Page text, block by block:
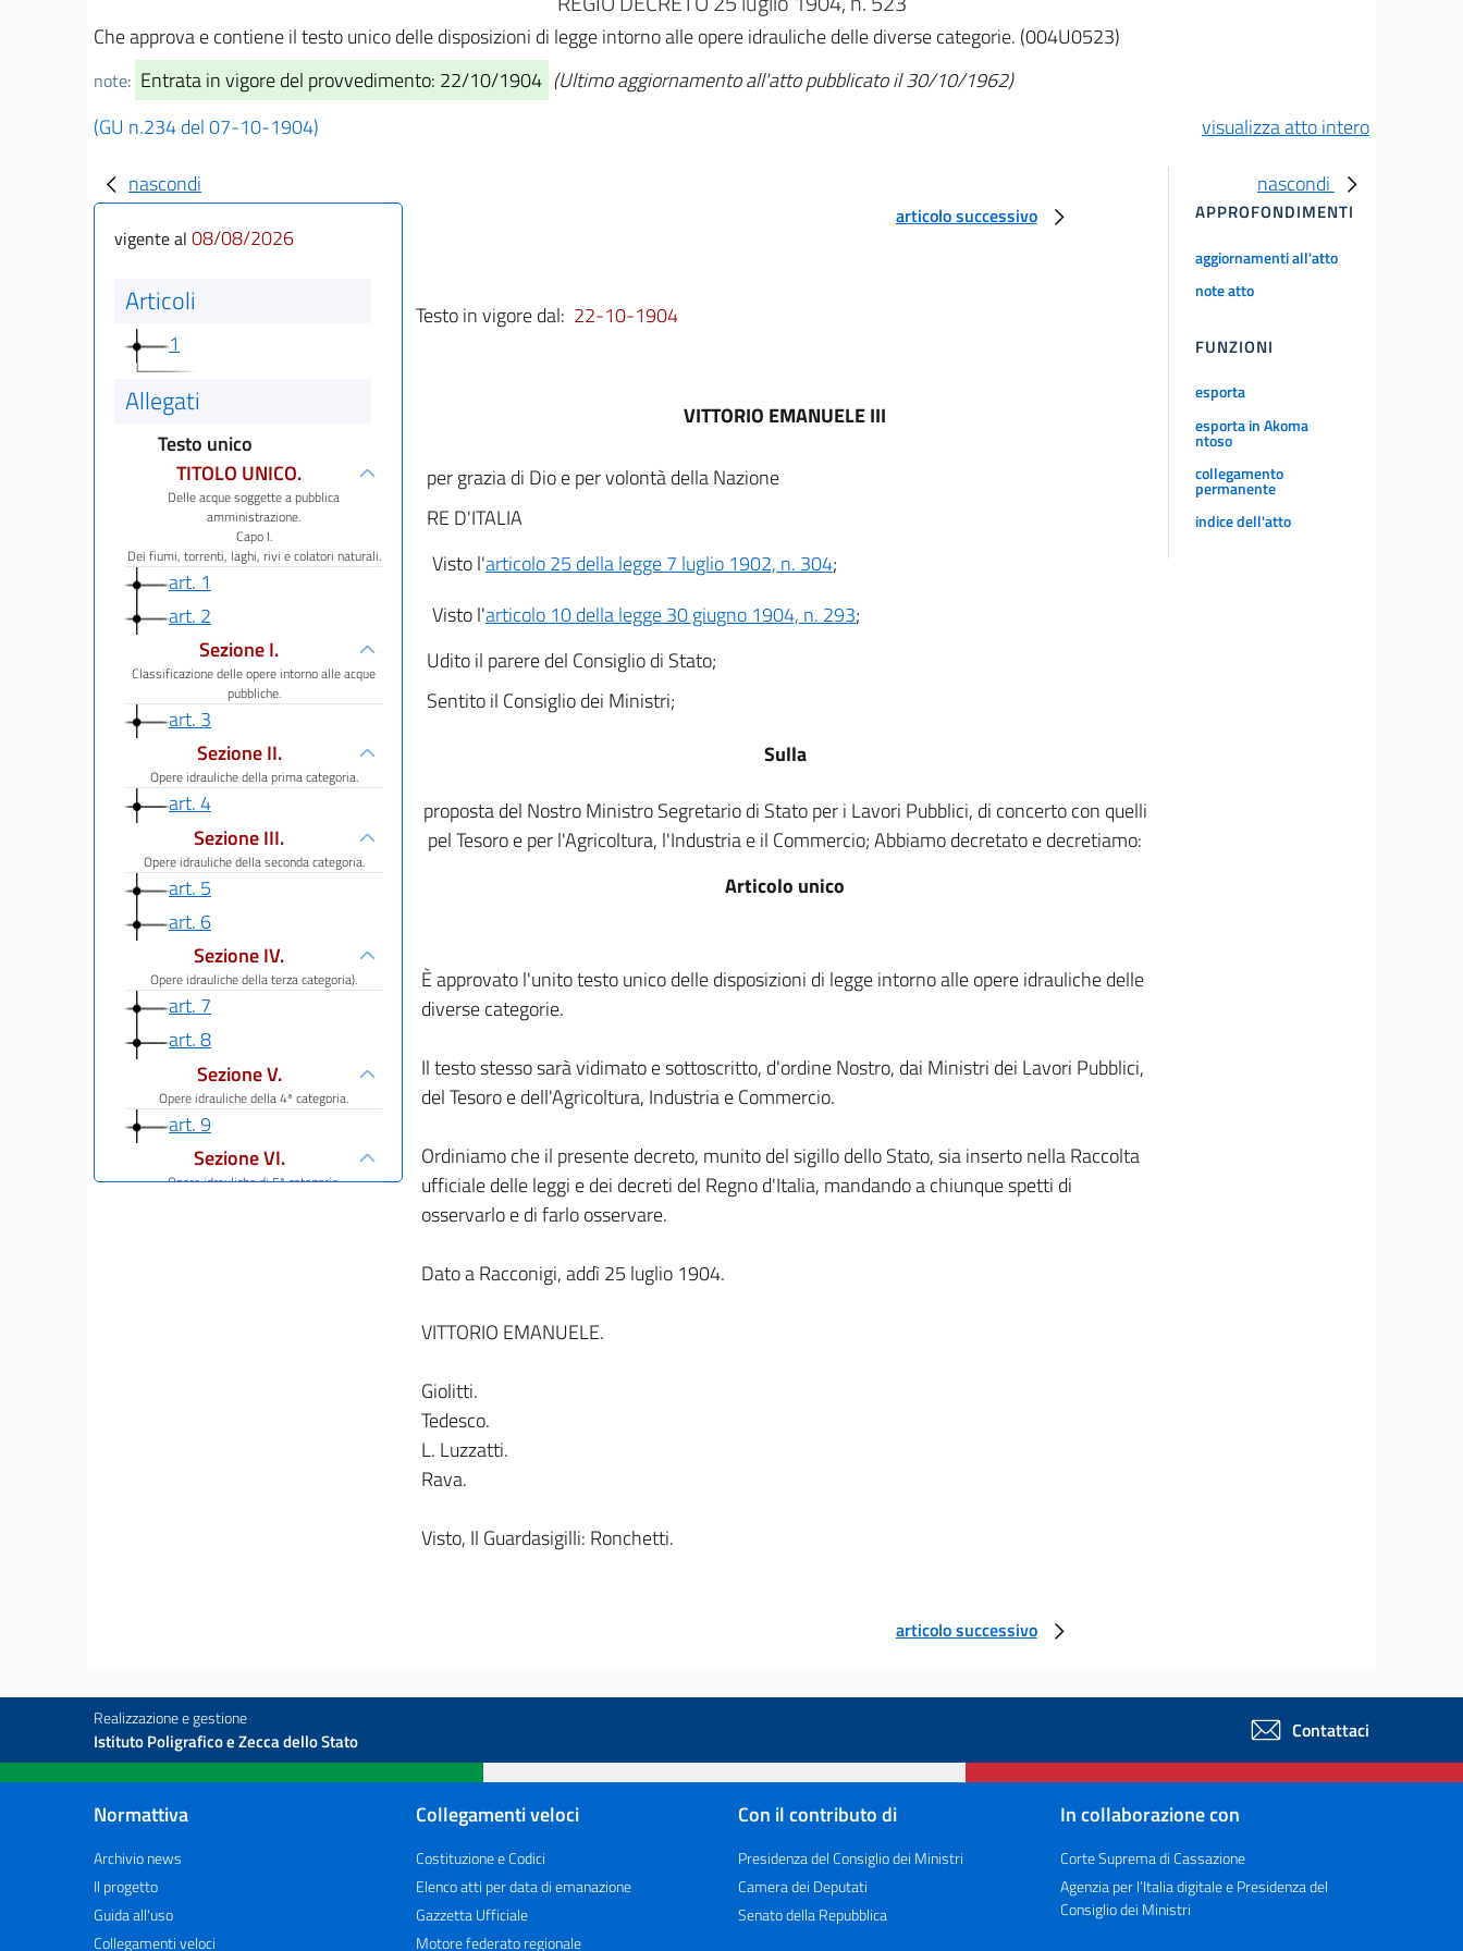
Che approva e contiene il testo unico delle disposizioni di legge intorno alle opere idrauliche delle diverse categorie. (004U0523)
note: Entrata in vigore del provvedimento: 22/10/1904 (Ultimo aggiornamento all'atto pubblicato il 30/10/1962)
(GU n.234 del 07-10-1904)
visualizza atto intero
nascondi
vigente al 08/08/2026
Articoli
1
Allegati
Testo unico
TITOLO UNICO.
Delle acque soggette a pubblica
amministrazione.
Capo I.
Dei fiumi, torrenti, laghi, rivi e colatori naturali.
art. 1
art. 2
Sezione I.
Classificazione delle opere intorno alle acque
pubbliche.
art. 3
Sezione II.
Opere idrauliche della prima categoria.
art. 4
Sezione III.
Opere idrauliche della seconda categoria.
art. 5
art. 6
Sezione IV.
Opere idrauliche della terza categoria).
art. 7
art. 8
Sezione V.
Opere idrauliche della 4ª categoria.
art. 9
Sezione VI.
Opere idrauliche di 5ª categoria.
art. 21
art. 22
art. 23
Organizzazione dei Consorzi.
art. 24
art. 26
articolo successivo
Testo in vigore dal: 22-10-1904
VITTORIO EMANUELE III
per grazia di Dio e per volontà della Nazione
RE D'ITALIA
Visto l'articolo 25 della legge 7 luglio 1902, n. 304;
Visto l'articolo 10 della legge 30 giugno 1904, n. 293;
Udito il parere del Consiglio di Stato;
Sentito il Consiglio dei Ministri;
Sulla
proposta del Nostro Ministro Segretario di Stato per i Lavori Pubblici, di concerto con quelli
pel Tesoro e per l'Agricoltura, l'Industria e il Commercio; Abbiamo decretato e decretiamo:
Articolo unico
È approvato l'unito testo unico delle disposizioni di legge intorno alle opere idrauliche delle
diverse categorie.
Il testo stesso sarà vidimato e sottoscritto, d'ordine Nostro, dai Ministri dei Lavori Pubblici,
del Tesoro e dell'Agricoltura, Industria e Commercio.
Ordiniamo che il presente decreto, munito del sigillo dello Stato, sia inserto nella Raccolta
ufficiale delle leggi e dei decreti del Regno d'Italia, mandando a chiunque spetti di
osservarlo e di farlo osservare.
Dato a Racconigi, addì 25 luglio 1904.
VITTORIO EMANUELE.
Giolitti.
Tedesco.
L. Luzzatti.
Rava.
Visto, Il Guardasigilli: Ronchetti.
articolo successivo
nascondi
APPROFONDIMENTI
aggiornamenti all'atto
note atto
FUNZIONI
esporta
esporta in Akoma
ntoso
collegamento
permanente
indice dell'atto
Realizzazione e gestione
Istituto Poligrafico e Zecca dello Stato Contattaci
Normattiva
Archivio news
Il progetto
Guida all'uso
Collegamenti veloci
Collegamenti veloci
Costituzione e Codici
Elenco atti per data di emanazione
Gazzetta Ufficiale
Motore federato regionale
Con il contributo di
Presidenza del Consiglio dei Ministri
Camera dei Deputati
Senato della Repubblica
In collaborazione con
Corte Suprema di Cassazione
Agenzia per l’Italia digitale e Presidenza del
Consiglio dei Ministri